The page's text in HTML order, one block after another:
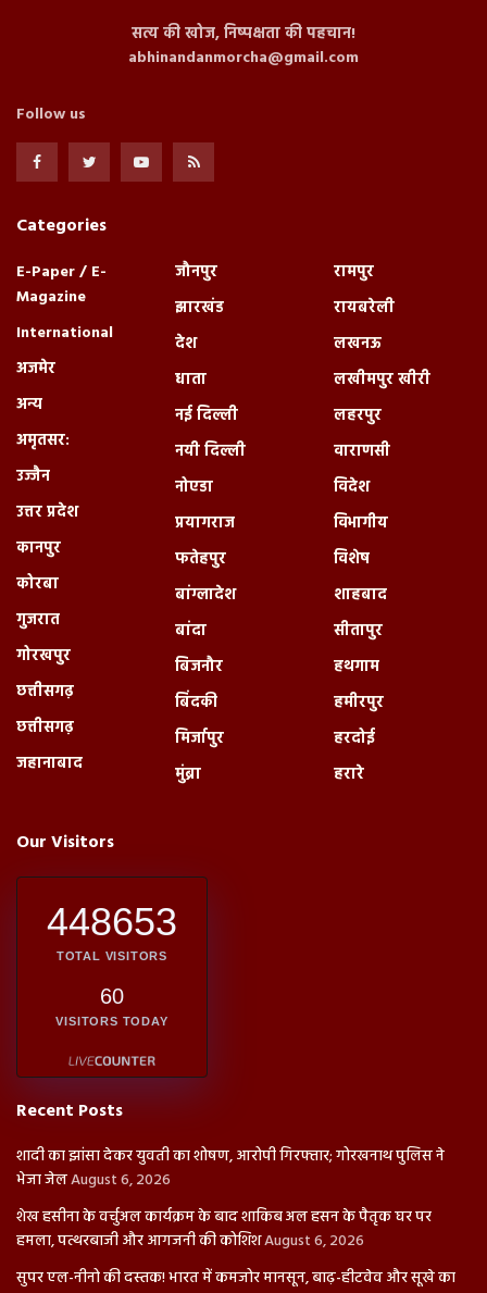
सत्य की खोज, निष्पक्षता की पहचान!
abhinandanmorcha@gmail.com
Follow us
Categories
E-Paper / E-
Magazine
International
अजमेर
अन्य
अमृतसर:
उज्जैन
उत्तर प्रदेश
कानपुर
कोरबा
गुजरात
गोरखपुर
छत्तीसगढ़
छत्तीसगढ़
जहानाबाद
जौनपुर
झारखंड
देश
धाता
नई दिल्ली
नयी दिल्ली
नोएडा
प्रयागराज
फतेहपुर
बांग्लादेश
बांदा
बिजनौर
बिंदकी
मिर्जापुर
मुंब्रा
रामपुर
रायबरेली
लखनऊ
लखीमपुर खीरी
लहरपुर
वाराणसी
विदेश
विभागीय
विशेष
शाहबाद
सीतापुर
हथगाम
हमीरपुर
हरदोई
हरारे
Our Visitors
448653
TOTAL VISITORS
60
VISITORS TODAY
Recent Posts
शादी का झांसा देकर युवती का शोषण, आरोपी गिरफ्तार; गोरखनाथ पुलिस ने
भेजा जेलAugust 6, 2026
शेख हसीना के वर्चुअल कार्यक्रम के बाद शाकिब अल हसन के पैतृक घर पर
हमला, पत्थरबाजी और आगजनी की कोशिशAugust 6, 2026
सुपर एल-नीनो की दस्तक! भारत में कमजोर मानसून, बाढ़-हीटवेव और सूखे का